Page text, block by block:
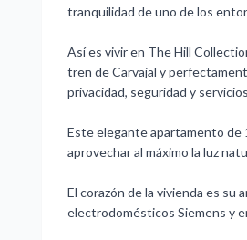
tranquilidad de uno de los
Así es vivir en The Hill
tren de Carvajal y
privacidad, seguridad y
Este elegante apartamento de
aprovechar al máximo la luz
El corazón de la vivienda es su
electrodomésticos Siemens y